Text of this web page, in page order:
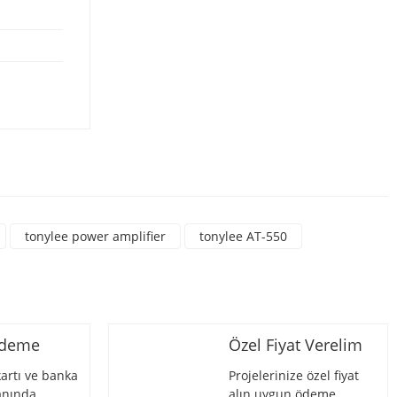
Roof R-100 Dinamik Vokal
Spekon VOX-1 Pop Filtre
tonylee power amplifier tonylee AT-550
ve banka
Özel Fiyat Verelim
Projelerinize özel fiyat